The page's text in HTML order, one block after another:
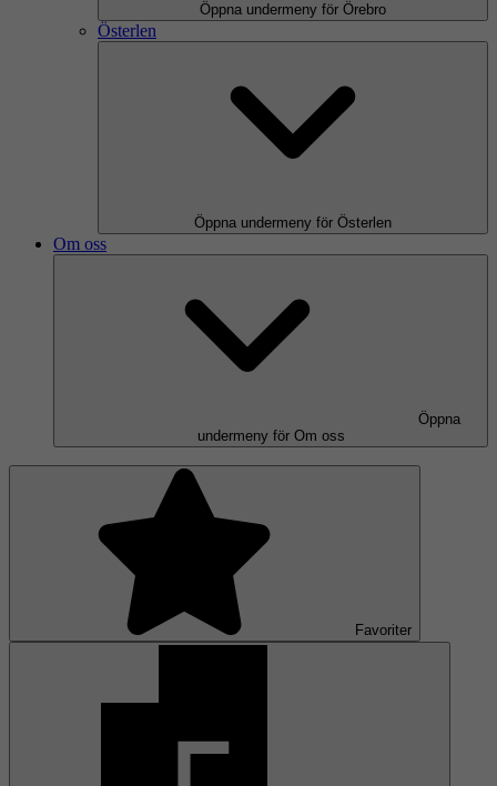
Öppna undermeny för Örebro
Österlen
Öppna undermeny för Österlen
Om oss
Öppna
undermeny för Om oss
Favoriter